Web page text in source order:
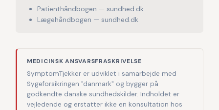
Patienthåndbogen — sundhed.dk
Lægehåndbogen — sundhed.dk
MEDICINSK ANSVARSFRASKRIVELSE
SymptomTjekker er udviklet i samarbejde med
Sygeforsikringen "danmark" og bygger på
godkendte danske sundhedskilder. Indholdet er
vejledende og erstatter ikke en konsultation hos